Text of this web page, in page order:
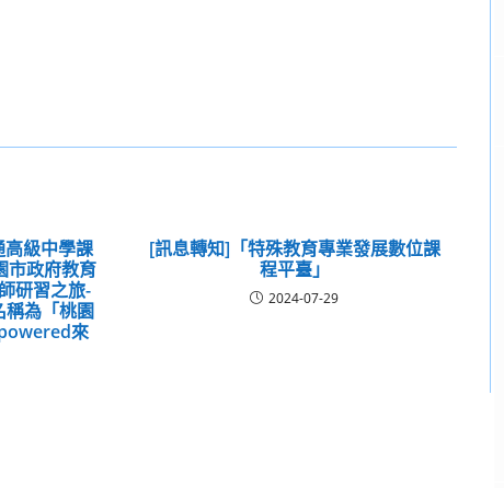
級中學課
市政府教育
研習之旅-
為「桃園
來
[訊息轉知]「特殊教育專業發展數位課
程平臺」
2024-07-29